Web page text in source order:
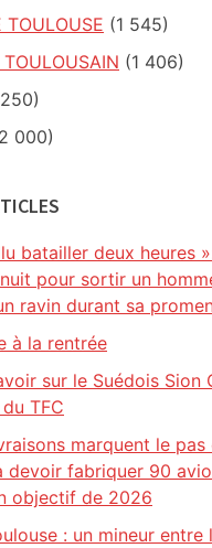
TOULOUSE (1 545)
(1 406)
000)
batailler deux heures
pour sortir un
ravin durant sa
à la rentrée
sur le Suédois Sion
TFC
marquent le pas
devoir fabriquer 90
objectif de 2026
: un mineur entre